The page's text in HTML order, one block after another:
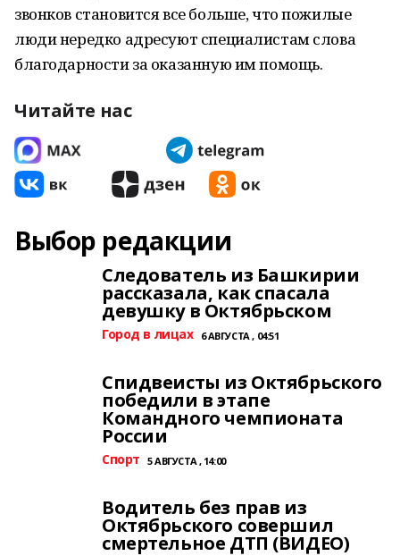
звонков становится все больше, что пожилые
люди нередко адресуют специалистам слова
благодарности за оказанную им помощь.
Читайте нас
Выбор редакции
Следователь из Башкирии
рассказала, как спасала
девушку в Октябрьском
Город в лицах 6 АВГУСТА , 04:51
Спидвеисты из Октябрьского
победили в этапе
Командного чемпионата
России
Спорт 5 АВГУСТА , 14:00
Водитель без прав из
Октябрьского совершил
смертельное ДТП (ВИДЕО)